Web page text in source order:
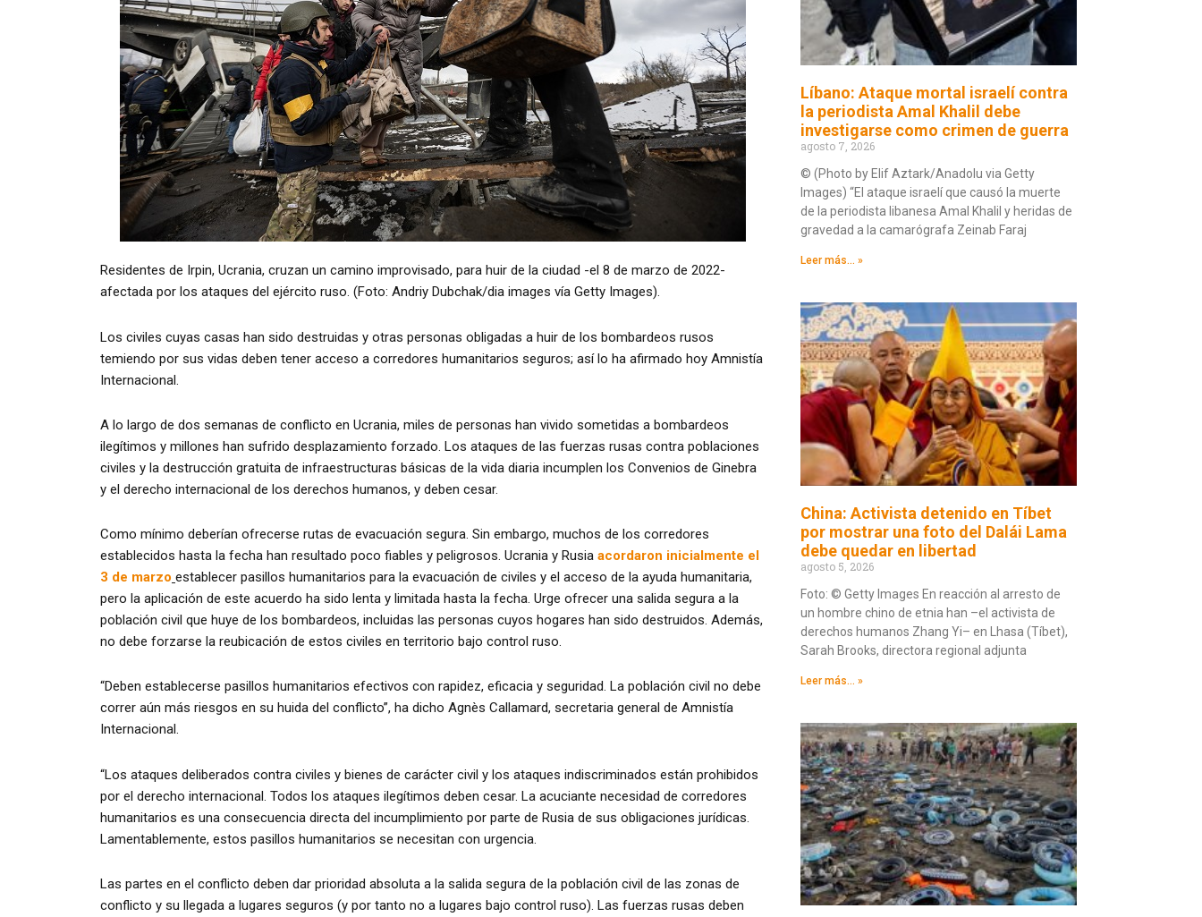
Residentes de Irpin, Ucrania, cruzan un camino improvisado, para huir de la ciudad -el 8 de marzo de 2022-
afectada por los ataques del ejército ruso. (Foto: Andriy Dubchak/dia images vía Getty Images).
Los civiles cuyas casas han sido destruidas y otras personas obligadas a huir de los bombardeos rusos
temiendo por sus vidas deben tener acceso a corredores humanitarios seguros; así lo ha afirmado hoy Amnistía
Internacional.
A lo largo de dos semanas de conflicto en Ucrania, miles de personas han vivido sometidas a bombardeos
ilegítimos y millones han sufrido desplazamiento forzado. Los ataques de las fuerzas rusas contra poblaciones
civiles y la destrucción gratuita de infraestructuras básicas de la vida diaria incumplen los Convenios de Ginebra
y el derecho internacional de los derechos humanos, y deben cesar.
Como mínimo deberían ofrecerse rutas de evacuación segura. Sin embargo, muchos de los corredores
establecidos hasta la fecha han resultado poco fiables y peligrosos. Ucrania y Rusia acordaron inicialmente el
3 de marzo establecer pasillos humanitarios para la evacuación de civiles y el acceso de la ayuda humanitaria,
pero la aplicación de este acuerdo ha sido lenta y limitada hasta la fecha. Urge ofrecer una salida segura a la
población civil que huye de los bombardeos, incluidas las personas cuyos hogares han sido destruidos. Además,
no debe forzarse la reubicación de estos civiles en territorio bajo control ruso.
“Deben establecerse pasillos humanitarios efectivos con rapidez, eficacia y seguridad. La población civil no debe
correr aún más riesgos en su huida del conflicto”, ha dicho Agnès Callamard, secretaria general de Amnistía
Internacional.
“Los ataques deliberados contra civiles y bienes de carácter civil y los ataques indiscriminados están prohibidos
por el derecho internacional. Todos los ataques ilegítimos deben cesar. La acuciante necesidad de corredores
humanitarios es una consecuencia directa del incumplimiento por parte de Rusia de sus obligaciones jurídicas.
Lamentablemente, estos pasillos humanitarios se necesitan con urgencia.
Las partes en el conflicto deben dar prioridad absoluta a la salida segura de la población civil de las zonas de
conflicto y su llegada a lugares seguros (y por tanto no a lugares bajo control ruso). Las fuerzas rusas deben
Líbano: Ataque mortal israelí contra
la periodista Amal Khalil debe
investigarse como crimen de guerra
agosto 7, 2026
© (Photo by Elif Aztark/Anadolu via Getty
Images) “El ataque israelí que causó la muerte
de la periodista libanesa Amal Khalil y heridas de
gravedad a la camarógrafa Zeinab Faraj
Leer más... »
China: Activista detenido en Tíbet
por mostrar una foto del Dalái Lama
debe quedar en libertad
agosto 5, 2026
Foto: © Getty Images En reacción al arresto de
un hombre chino de etnia han –el activista de
derechos humanos Zhang Yi– en Lhasa (Tíbet),
Sarah Brooks, directora regional adjunta
Leer más... »